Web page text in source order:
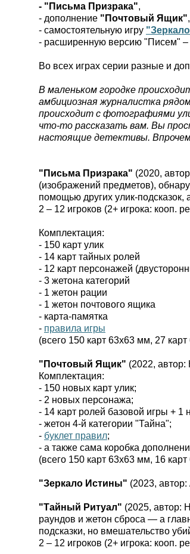
- "Письма Призрака",
- дополнение "Почтовый Ящик",
- самостоятельную игру
- расширенную версию "Писем" –
Во всех играх серии разные и
В маленьком городке
амбициозная журналистка
происходит с фотографиями
что-то рассказать вам. Вы
настоящие детективы. Впрочем,
"Письма Призрака" (2020,
(изображений предметов),
помощью других улик-подсказок,
2 – 12 игроков (2+ игрока: кооп.
Комплектация:
- 150 карт улик
- 14 карт тайных ролей
- 12 карт персонажей
- 3 жетона категорий
- 1 жетон рации
- 1 жетон почтового ящика
- карта-памятка
- правила игры
(всего 150 карт 63х63 мм, 27
"Почтовый Ящик" (2022,
Комплектация:
- 150 новых карт улик;
- 2 новых персонажа;
- 14 карт ролей базовой игры + 1
- жетон 4-й категории "Тайна";
- буклет правил;
- а также сама коробка
(всего 150 карт 63х63 мм, 16
"Зеркало Истины" (2023,
"Тайный Ритуал" (2025, автор:
раундов и жетон сброса — а
подсказки, но вмешательство
2 – 12 игроков (2+ игрока: кооп.